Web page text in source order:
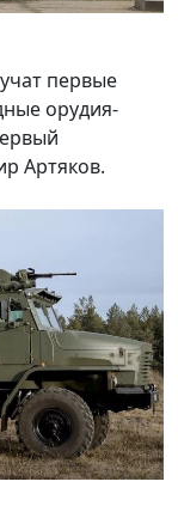
первые
орудия-
Артяков.